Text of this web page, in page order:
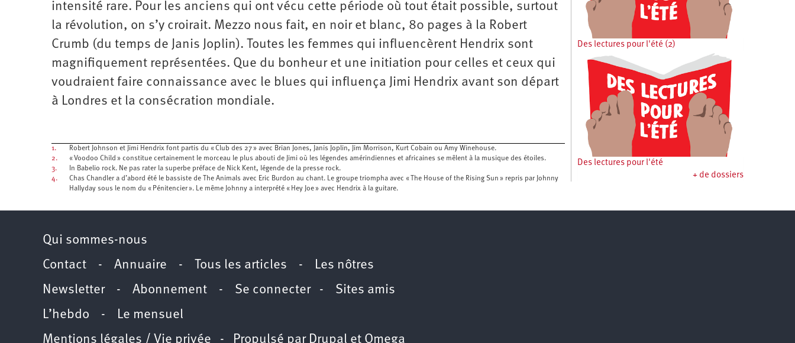
intensité rare. Pour les anciens qui ont vécu cette période où tout était possible, surtout
la révolution, on s’y croirait. Mezzo nous fait, en noir et blanc, 80 pages à la Robert
Crumb (du temps de Janis Joplin). Toutes les femmes qui influencèrent Hendrix sont
magnifiquement représentées. Que du bonheur et une initiation pour celles et ceux qui
voudraient faire connaissance avec le blues qui influença Jimi Hendrix avant son départ
à Londres et la consécration mondiale.
1.
Robert Johnson et Jimi Hendrix font partis du « Club des 27 » avec Brian Jones, Janis Joplin, Jim Morrison, Kurt Cobain ou Amy Winehouse.
2.
« Voodoo Child » constitue certainement le morceau le plus abouti de Jimi où les légendes amérindiennes et africaines se mêlent à la musique des étoiles.
3.
In Babelio rock. Ne pas rater la superbe préface de Nick Kent, légende de la presse rock.
4.
Chas Chandler a d’abord été le bassiste de The Animals avec Eric Burdon au chant. Le groupe triompha avec « The House of the Rising Sun » repris par Johnny
Hallyday sous le nom du « Pénitencier ». Le même Johnny a interprété « Hey Joe » avec Hendrix à la guitare.
Des lectures pour l'été (2)
Des lectures pour l'été
+ de dossiers
Qui sommes-nous
Contact - Annuaire - Tous les articles - Les nôtres
Newsletter- Abonnement - Se connecter- Sites amis
L’hebdo - Le mensuel
Mentions légales / Vie privée - Propulsé par Drupal et Omega